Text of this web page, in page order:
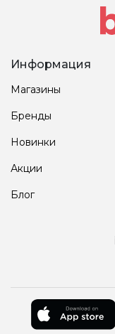
Информация
Магазины
Бренды
Новинки
Акции
Блог